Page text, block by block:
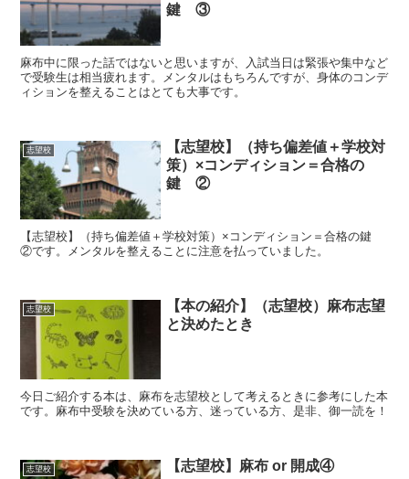
鍵 ③
麻布中に限った話ではないと思いますが、入試当日は緊張や集中など
で受験生は相当疲れます。メンタルはもちろんですが、身体のコンデ
ィションを整えることはとても大事です。
志望校
【志望校】（持ち偏差値＋学校対
策）×コンディション＝合格の
鍵 ②
【志望校】（持ち偏差値＋学校対策）×コンディション＝合格の鍵
②です。メンタルを整えることに注意を払っていました。
志望校
【本の紹介】（志望校）麻布志望
と決めたとき
今日ご紹介する本は、麻布を志望校として考えるときに参考にした本
です。麻布中受験を決めている方、迷っている方、是非、御一読を！
志望校 【志望校】麻布 or 開成④